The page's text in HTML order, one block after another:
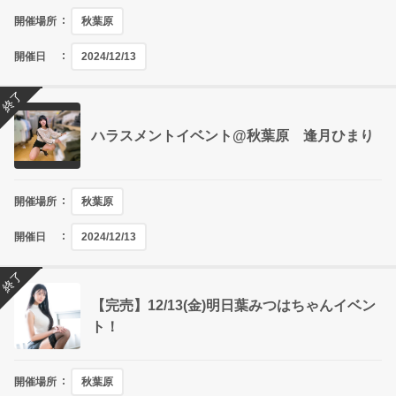
開催場所 秋葉原
開催日 2024/12/13
ハラスメントイベント@秋葉原 逢月ひまり
開催場所 秋葉原
開催日 2024/12/13
終了
【完売】12/13(金)明日葉みつはちゃんイベン
ト！
開催場所 秋葉原
終了